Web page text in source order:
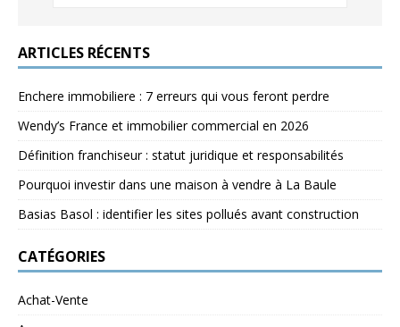
ARTICLES RÉCENTS
Enchere immobiliere : 7 erreurs qui vous feront perdre
Wendy’s France et immobilier commercial en 2026
Définition franchiseur : statut juridique et responsabilités
Pourquoi investir dans une maison à vendre à La Baule
Basias Basol : identifier les sites pollués avant construction
CATÉGORIES
Achat-Vente